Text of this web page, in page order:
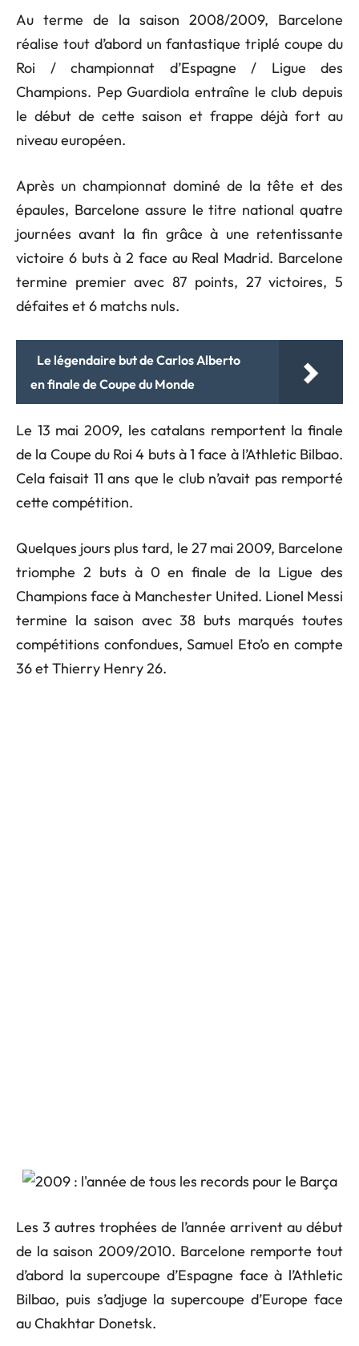
Au terme de la saison 2008/2009, Barcelone
réalise tout d’abord un fantastique triplé coupe du
Roi / championnat d’Espagne / Ligue des
Champions. Pep Guardiola entraîne le club depuis
le début de cette saison et frappe déjà fort au
niveau européen.
Après un championnat dominé de la tête et des
épaules, Barcelone assure le titre national quatre
journées avant la fin grâce à une retentissante
victoire 6 buts à 2 face au Real Madrid. Barcelone
termine premier avec 87 points, 27 victoires, 5
défaites et 6 matchs nuls.
Le légendaire but de Carlos Alberto
en finale de Coupe du Monde
Le 13 mai 2009, les catalans remportent la finale
de la Coupe du Roi 4 buts à 1 face à l’Athletic Bilbao.
Cela faisait 11 ans que le club n’avait pas remporté
cette compétition.
Quelques jours plus tard, le 27 mai 2009, Barcelone
triomphe 2 buts à 0 en finale de la Ligue des
Champions face à Manchester United. Lionel Messi
termine la saison avec 38 buts marqués toutes
compétitions confondues, Samuel Eto’o en compte
36 et Thierry Henry 26.
Les 3 autres trophées de l’année arrivent au début
de la saison 2009/2010. Barcelone remporte tout
d’abord la supercoupe d’Espagne face à l’Athletic
Bilbao, puis s’adjuge la supercoupe d’Europe face
au Chakhtar Donetsk.